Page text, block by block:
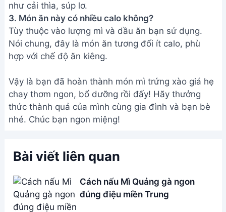
như cải thìa, súp lơ.
3. Món ăn này có nhiều calo không?
Tùy thuộc vào lượng mì và dầu ăn bạn sử dụng.
Nói chung, đây là món ăn tương đối ít calo, phù
hợp với chế độ ăn kiêng.
Vậy là bạn đã hoàn thành món mì trứng xào giá hẹ
chay thơm ngon, bổ dưỡng rồi đấy! Hãy thưởng
thức thành quả của mình cùng gia đình và bạn bè
nhé. Chúc bạn ngon miệng!
Bài viết liên quan
Cách nấu Mì Quảng gà ngon
đúng điệu miền Trung